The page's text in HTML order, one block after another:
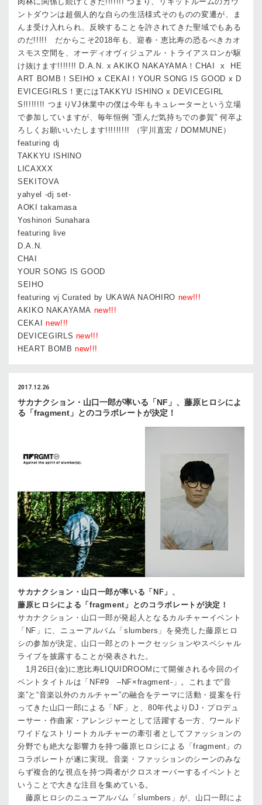
ントダウンは超個人的な自らの生活様式そのものの変遷が、ま
んま受け入れられ、反映することを許されてきた聖域でもある
のだ!!!!! だからこそ2018年も、迎春・恵比寿の恐るべきカオ
スモス空間を、オーディオヴィジュアル・トライアスロンが駆
け抜けます!!!!!!! D.A.N. x AKIKO NAKAYAMA！CHAI x HE
ART BOMB！SEIHO x CEKAI！YOUR SONG IS GOOD x D
EVICEGIRLS！更にはTAKKYU ISHINO x DEVICEGIRL
S!!!!!!!! つまりVJ休業中の僕は今年もキュレーターという立場
で参加していますが、毎年恒例 ”歪んだ気持ちでの参賀” 何卒よ
ろしくお願いいたします!!!!!!!!! （宇川直宏 / DOMMUNE）
featuring dj
TAKKYU ISHINO
LICAXXX
SEKITOVA
yahyel -dj set-
AOKI takamasa
Yoshinori Sunahara
featuring live
D.A.N.
CHAI
YOUR SONG IS GOOD
SEIHO
featuring vj Curated by UKAWA NAOHIRO new!!!
AKIKO NAKAYAMA new!!!
CEKAI
new!!!
DEVICEGIRLS new!!!
HEART BOMB new!!!
2017.12.26
サカナクション・山口一郎が率いる「NF」、藤原ヒロシによ
る「fragment」とのコラボレートが決定！
サカナクション・山口一郎が率いる「NF」、
藤原ヒロシによる「fragment」とのコラボレートが決定！
サカナクション・山口一郎が発起人となるカルチャーイベント
「NF」に、ニューアルバム「slumbers」を発売した藤原ヒロ
シの参加が決定。山口一郎とのトークセッションやスペシャル
ライブを披露することが発表された。
1月26日(金)に恵比寿LIQUIDROOMにて開催される今回のイ
ベントタイトルは「NF#9 –NF×fragment-」。これまで“音
楽”と“音楽以外のカルチャー”の融合をテーマに活動・提案を行
ってきた山口一郎による「NF」と、80年代よりDJ・プロデュ
ーサー・作曲家・アレンジャーとして活躍する一方、ワールド
ワイドなストリートカルチャーの牽引者としてファッションの
分野でも絶大な影響力を持つ藤原ヒロシによる「fragment」の
コラボレートが遂に実現。音楽・ファッションのシーンのみな
らず複合的な視点を持つ両者がクロスオーバーするイベントと
いうことで大きな注目を集めている。
藤原ヒロシのニューアルバム「slumbers」が、山口一郎によ